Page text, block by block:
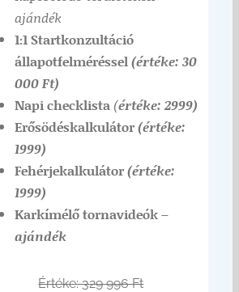
ajándék
1:1 Startkonzultáció
állapotfelméréssel(értéke: 30
000 Ft)
Napi checklista (értéke: 2999)
Erősödéskalkulátor(értéke:
1999)
Fehérjekalkulátor(értéke:
1999)
Karkímélő tornavideók–
ajándék
Értéke: 329 996 Ft